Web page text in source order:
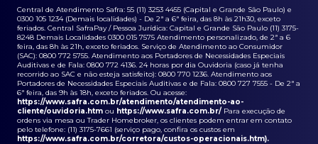
Central de Atendimento Safra: 55 (11) 3253 4455 (Capital e Grande São Paulo) e
0300 105 1234 (Demais localidades) - De 2ª a 6ª feira, das 8h às 21h30, exceto
feriados. Central SafraPay / Pessoa Jurídica: Capital e Grande São Paulo (11) 3175-
8248 Demais Localidades 0300 015 7575 Atendimento personalizado, de 2ª a 6
feira, das 8h às 21h, exceto feriados. Serviço de Atendimento ao Consumidor
(SAC): 0800 772 5755. Atendimento aos Portadores de Necessidades Especiais
Auditivas e de Fala: 0800 772 4136. 24 horas por dia Ouvidoria (caso já tenha
recorrido ao SAC e não esteja satisfeito): 0800 770 1236. Atendimento aos
Portadores de Necessidades Especiais Auditivas e de Fala: 0800 727 7555 - De 2ª a
6ª feira, das 9h às 18h, exceto feriados. Ou acesse:
https://www.safra.com.br/atendimento/atendimento-ao-
cliente/ouvidoria.htm ou https://www.safra.com.br/ Para execução de
ordens via mesa ou Trader Homebroker, os clientes podem entrar em contato
pelo telefone: (11) 3175-7661 (serviço pago, confira os custos em
https://www.safra.com.br/corretora/custos-operacionais.htm).